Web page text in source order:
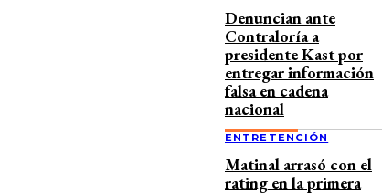
Denuncian ante
Contraloría a
presidente Kast por
entregar información
falsa en cadena
nacional
ENTRETENCIÓN
Matinal arrasó con el
rating en la primera